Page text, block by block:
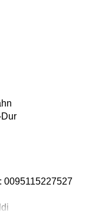
0095115227527